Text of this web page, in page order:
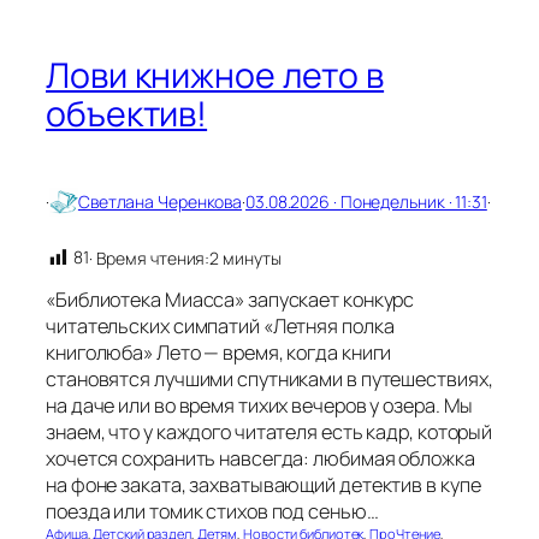
Лови книжное лето в
объектив!
· Светлана Черенкова·03.08.2026 · Понедельник · 11:31·
81· Время чтения:2 минуты
«Библиотека Миасса» запускает конкурс
читательских симпатий «Летняя полка
книголюба» Лето — время, когда книги
становятся лучшими спутниками в путешествиях,
на даче или во время тихих вечеров у озера. Мы
знаем, что у каждого читателя есть кадр, который
хочется сохранить навсегда: любимая обложка
на фоне заката, захватывающий детектив в купе
поезда или томик стихов под сенью…
Афиша, Детский раздел, Детям, Новости библиотек, ПроЧтение